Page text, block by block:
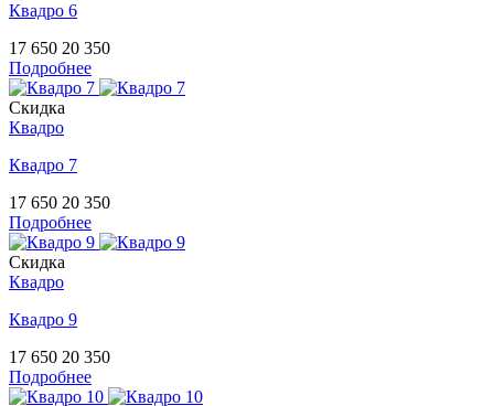
Квадро 6
17 650 20 350
Подробнее
Скидка
Квадро
Квадро 7
17 650 20 350
Подробнее
Скидка
Квадро
Квадро 9
17 650 20 350
Подробнее